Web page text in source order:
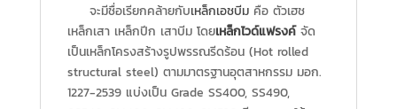
จะมีชื่อเรียกคล้ายกับเหล็กเอชบีมคือ ตัวเฮช
เหล็กเสา เหล็กปีก เสาบีม โดยเหล็กไวด์แฟรงค์จัด
เป็นเหล็กโครงสร้างรูปพรรณรีดร้อน (Hot rolled
structural steel) ตามมาตรฐานอุตสาหกรรม มอก.
1227-2539 แบ่งเป็น Grade SS400, SS490,